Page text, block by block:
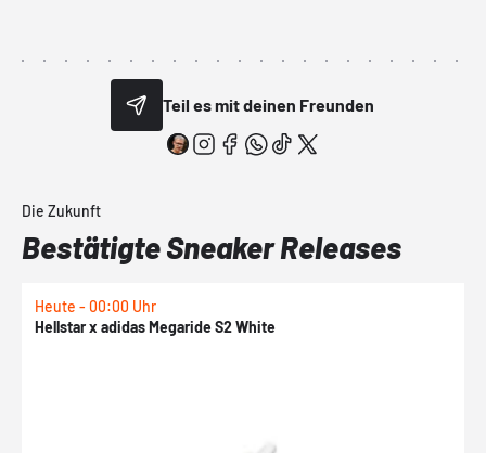
Teil es mit deinen Freunden
Die Zukunft
Bestätigte Sneaker Releases
Heute - 00:00 Uhr
Hellstar x adidas Megaride S2 White